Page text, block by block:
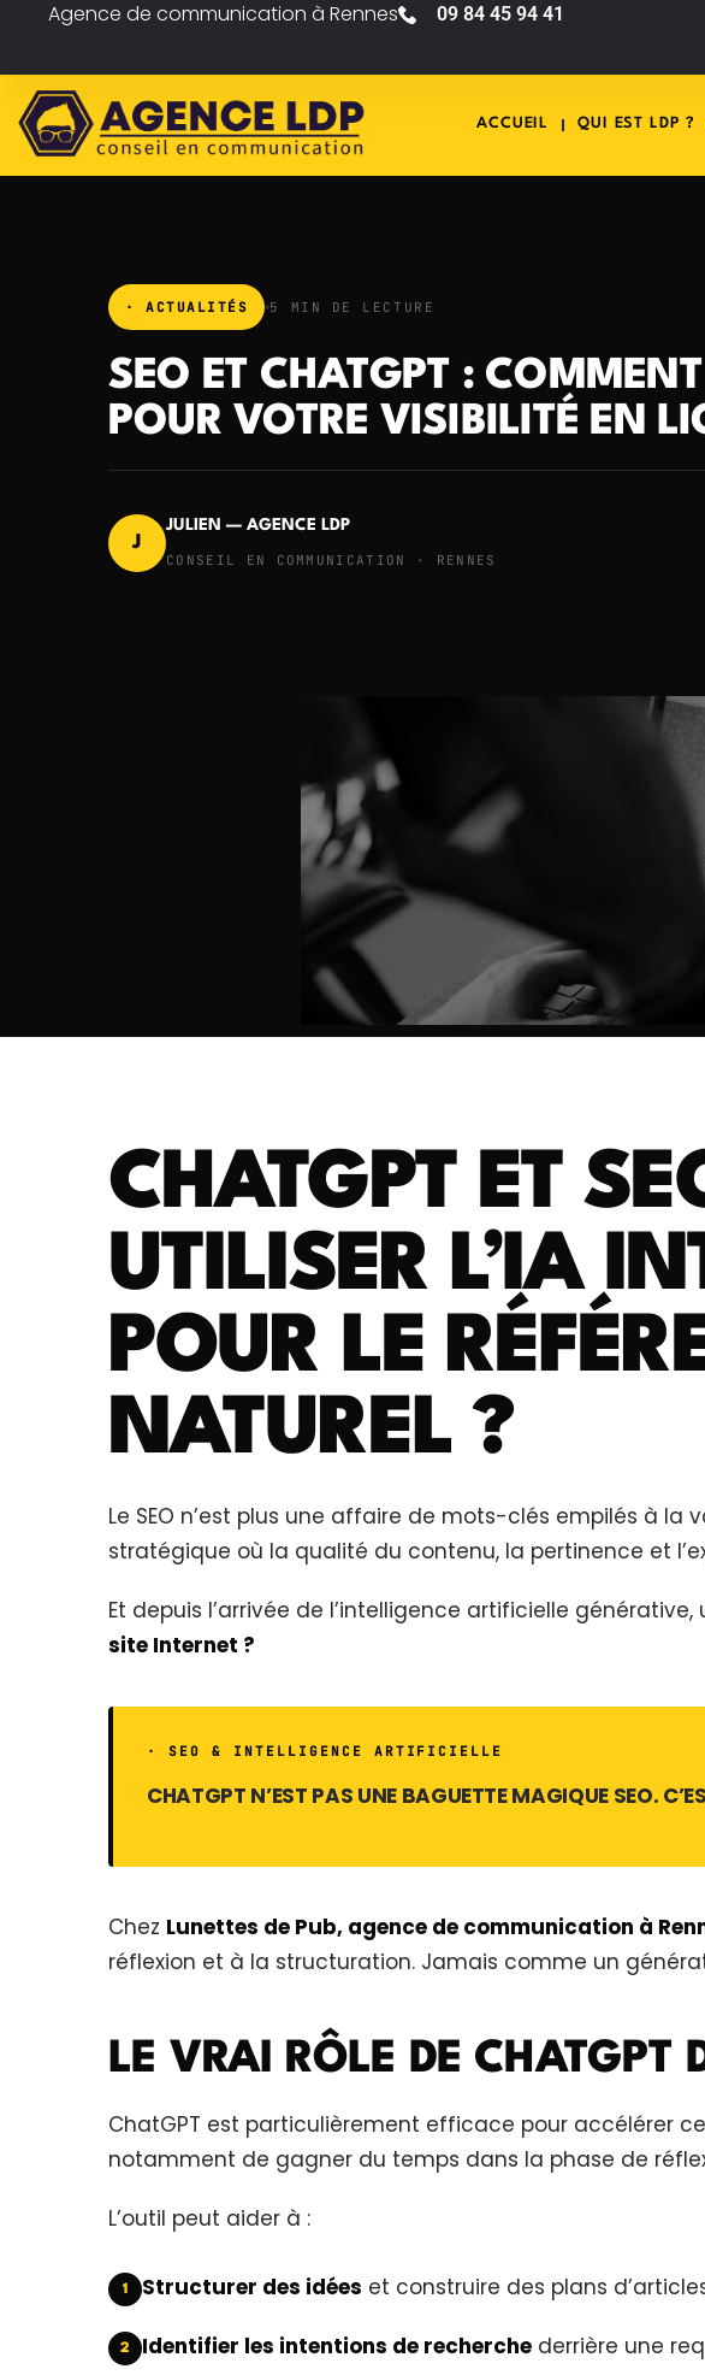
Agence de communication à Rennes 09 84 45 94 41
ACCUEIL QUI EST LDP ?
· ACTUALITÉS 5 MIN DE LECTURE
SEO ET CHATGPT :
POUR VOTRE VISIBILITÉ EN
J
JULIEN — AGENCE LDP
CONSEIL EN COMMUNICATION · RENNES
CHATGPT ET
UTILISER L’IA
POUR LE
NATUREL ?
Le SEO n’est plus une affaire de mots-clés empilés à la
stratégique où la qualité du contenu, la pertinence et
Et depuis l’arrivée de l’intelligence artificielle
site Internet ?
· SEO & INTELLIGENCE ARTIFICIELLE
CHATGPT N’EST PAS UNE BAGUETTE MAGIQUE SEO.
Chez Lunettes de Pub, agence de communication à
réflexion et à la structuration. Jamais comme un
LE VRAI RÔLE DE CHATGPT
ChatGPT est particulièrement efficace pour accélérer
notamment de gagner du temps dans la phase de
L’outil peut aider à :
1 Structurer des idées et construire des plans
2 Identifier les intentions de recherche derrière une